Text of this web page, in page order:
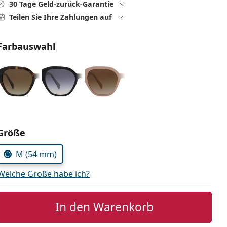
30 Tage Geld-zurück-Garantie
Teilen Sie Ihre Zahlungen auf
wählen
M (54 mm)
Größe habe ich?
In den Warenkorb